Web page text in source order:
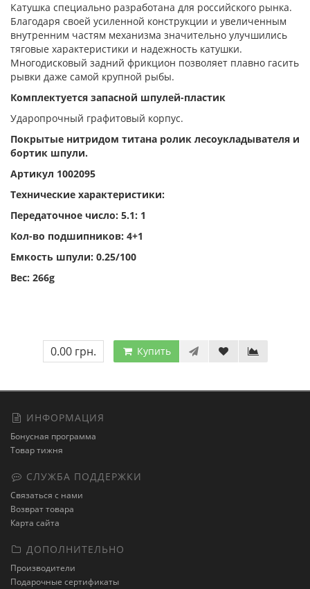
Катушка специально разработана для российского рынка.
Благодаря своей усиленной конструкции и увеличенным
внутренним частям механизма значительно улучшились
тяговые характеристики и надежность катушки.
Многодисковый задний фрикцион позволяет плавно гасить
рывки даже самой крупной рыбы.
Комплектуется запасной шпулей-пластик
Ударопрочный графитовый корпус.
Покрытые нитридом титана ролик лесоукладывателя и
бортик шпули.
Артикул 1002095
Технические характеристики:
Передаточное число: 5.1: 1
Кол-во подшипников: 4+1
Емкость шпули: 0.25/100
Вес: 266g
0.00 грн. Купить
ИНФОРМАЦИЯ
Бонусная программа
Товар тижня
СЛУЖБА ПОДДЕРЖКИ
Связаться с нами
Возврат товара
Карта сайта
ДОПОЛНИТЕЛЬНО
Производители
Подарочные сертификаты